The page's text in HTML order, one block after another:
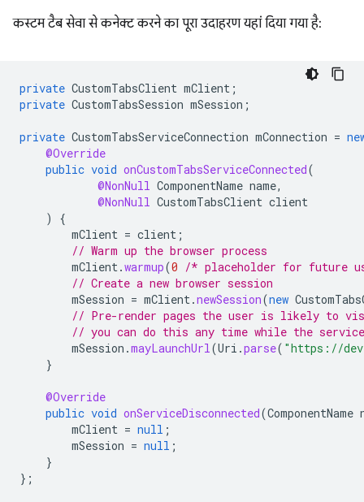
कस्टम टैब सेवा से कनेक्ट करने का पूरा उदाहरण यहां दिया गया है:
private CustomTabsClient mClient ;
private CustomTabsSession mSession ;
private CustomTabsServiceConnection mConnection =
@Override
public void onCustomTabsServiceConnected(
@NonNull ComponentName name,
@NonNull CustomTabsClient client
)
{
mClient = client ;
// Warm up the browser process
mClient.warmup(0 /* placeholder for future
// Create a new browser session
mSession = mClient.newSession(new
// Pre-render pages the user is likely to
// you can do this any time while the
mSession .mayLaunchUrl(Uri .parse( "https://
}
@Override
public void onServiceDisconnected(ComponentName
mClient = null ;
mSession = null ;
}
};